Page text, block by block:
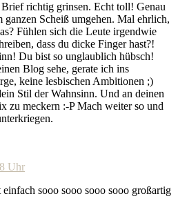
Brief richtig grinsen. Echt toll! Genau
ganzen Scheiß umgehen. Mal ehrlich,
Fühlen sich die Leute irgendwie
dass du dicke Finger hast?!
Du bist so unglaublich hübsch!
Blog sehe, gerate ich ins
keine lesbischen Ambitionen ;)
Stil der Wahnsinn. Und an deinen
zu meckern :-P Mach weiter so und
Uhr
sooo sooo sooo sooo großartig